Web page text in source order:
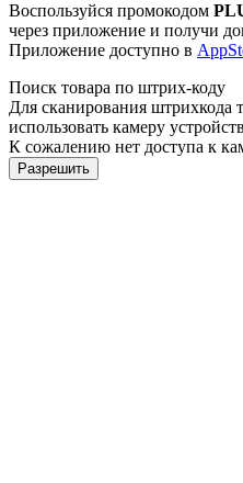
Воспользуйся промокодом
через приложение и получи
Приложение доступно в
Поиск товара по штрих-коду
Для сканирования штрихкода
использовать камеру
К сожалению нет доступа к
Разрешить